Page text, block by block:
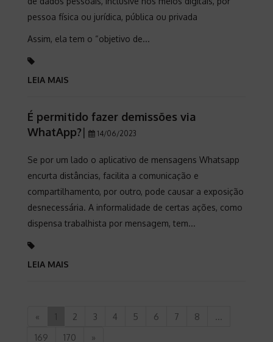
pessoa física ou jurídica, pública ou privada
Assim, ela tem o “objetivo de...
LEIA MAIS
É permitido fazer demissões via
WhatApp?| 14/06/2023
Se por um lado o aplicativo de mensagens Whatsapp
encurta distâncias, facilita a comunicação e
compartilhamento, por outro, pode causar a exposição
desnecessária. A informalidade de certas ações, como
dispensa trabalhista por mensagem, tem...
LEIA MAIS
« 2 3 4 5 6 7 8
...
169
170 »